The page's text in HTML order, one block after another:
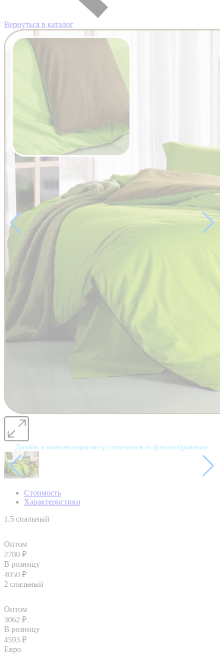
Вернуться в каталог
Дизайн и комплектация могут отличаться от фотоизображения.
Стоимость
Характеристики
1.5 спальный
Оптом
2700 ₽
В розницу
4050 ₽
2 спальный
Оптом
3062 ₽
В розницу
4593 ₽
Евро